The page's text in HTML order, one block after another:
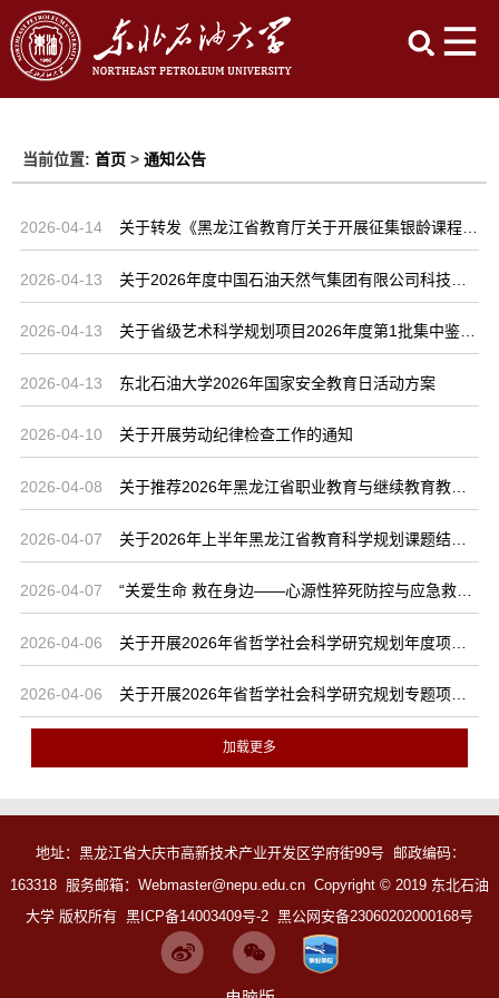
当前位置: 首页> 通知公告
2026-04-14 关于转发《黑龙江省教育厅关于开展征集银龄课程资源的工作通知》并组织申报的通知
2026-04-13
2026-04-13 关于省级艺术科学规划项目2026年度第1批集中鉴定结项工作的通知
2026-04-13 东北石油大学2026年国家安全教育日活动方案
2026-04-10 关于开展劳动纪律检查工作的通知
2026-04-08 关于推荐2026年黑龙江省职业教育与继续教育教学成果奖的公示
2026-04-07 关于2026年上半年黑龙江省教育科学规划课题结题验收的通知
2026-04-07 “关爱生命 救在身边——心源性猝死防控与应急救护”线上科普讲座
2026-04-06 关于开展2026年省哲学社会科学研究规划年度项目申报工作的通知
2026-04-06 关于开展2026年省哲学社会科学研究规划专题项目申报工作的通知
加载更多
地址：黑龙江省大庆市高新技术产业开发区学府街99号 邮政编码：
163318 服务邮箱：Webmaster@nepu.edu.cn Copyright © 2019 东北石油
大学 版权所有 黑ICP备14003409号-2 黑公网安备23060202000168号